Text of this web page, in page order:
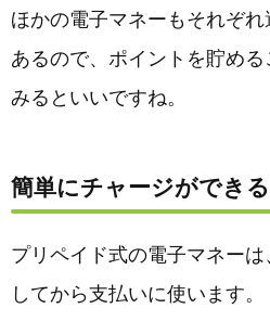
ほかの電子マネーもそれぞ
あるので、ポイントを貯め
みるといいですね。
簡単にチャージができる
プリペイド式の電子マネー
してから支払いに使います。